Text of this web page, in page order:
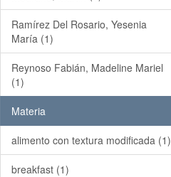
Ramírez Del Rosario, Yesenia
María (1)
Reynoso Fabián, Madeline Mariel
(1)
Materia
alimento con textura modificada (1)
breakfast (1)